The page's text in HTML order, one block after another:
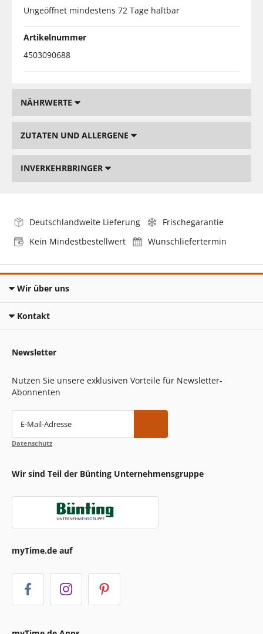
Ungeöffnet mindestens 72 Tage haltbar
Artikelnummer
4503090688
NÄHRWERTE
ZUTATEN UND ALLERGENE
INVERKEHRBRINGER
Deutschlandweite Lieferung
Frischegarantie
Kein Mindestbestellwert
Wunschliefertermin
Wir über uns
Kontakt
Newsletter
Nutzen Sie unsere exklusiven Vorteile für Newsletter-
Abonnenten
E-Mail-Adresse
Datenschutz
Wir sind Teil der Bünting Unternehmensgruppe
myTime.de auf